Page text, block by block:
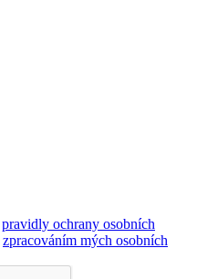
pravidly ochrany osobních
zpracováním mých osobních